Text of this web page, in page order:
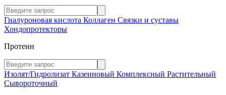
Гиалуроновая кислота Коллаген Связки и суставы
Хондопротекторы
Протеин
Изолят/Гидролизат Казеиновый Комплексный Растительный
Сывороточный